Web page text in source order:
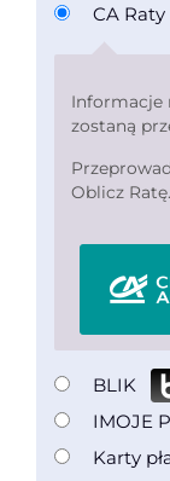
CA Raty
Informacje
zostaną
Oblicz Ratę.
BLIK
IMOJE
Karty